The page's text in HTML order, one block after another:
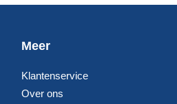
Meer
Klantenservice
Over ons